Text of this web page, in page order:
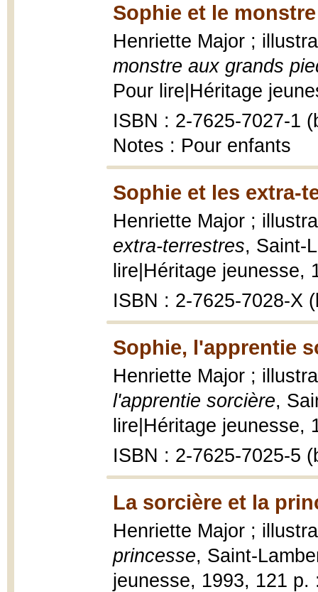
Sophie et le
Henriette Major ;
monstre aux grands
Pour lire|Héritage
ISBN : 2-7625-7027-1
Notes : Pour enfants
Sophie et les extra-
Henriette Major ;
extra-terrestres, Saint-
lire|Héritage jeunesse,
ISBN : 2-7625-7028-X
Sophie, l'apprentie
Henriette Major ;
l'apprentie sorcière,
lire|Héritage jeunesse,
ISBN : 2-7625-7025-5
La sorcière et la
Henriette Major ;
princesse, Saint-
jeunesse, 1993, 121 p.